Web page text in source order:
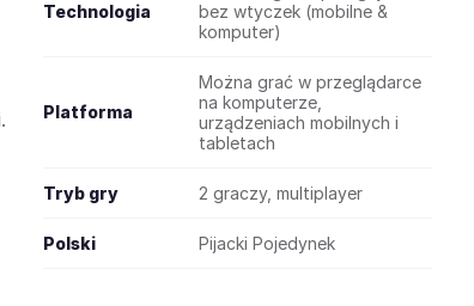
Technologia
bez wtyczek (mobilne &
komputer)
Platforma
Można grać w przeglądarce
na komputerze,
urządzeniach mobilnych i
tabletach
Tryb gry 2 graczy, multiplayer
Polski Pijacki Pojedynek